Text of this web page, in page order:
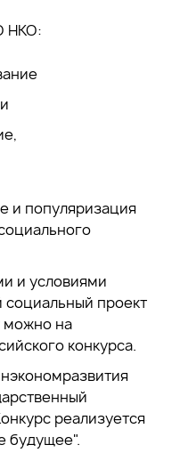
НКО:
и популяризация
и условиями
социальный проект
можно на
конкурса.
реализуется
будущее".